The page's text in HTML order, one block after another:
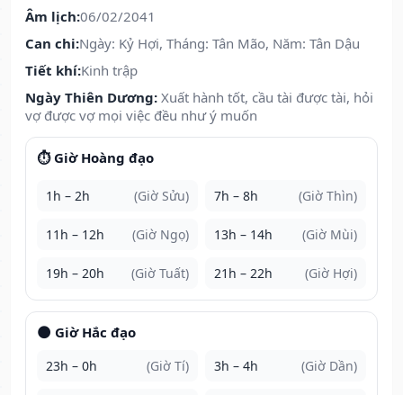
Âm lịch:06/02/2041
Can chi:Ngày: Kỷ Hợi, Tháng: Tân Mão, Năm: Tân Dậu
Tiết khí:Kinh trập
Ngày Thiên Dương: Xuất hành tốt, cầu tài được tài, hỏi
vợ được vợ mọi việc đều như ý muốn
⏱️ Giờ Hoàng đạo
1h – 2h (Giờ Sửu) 7h – 8h (Giờ Thìn)
11h – 12h (Giờ Ngọ) 13h – 14h (Giờ Mùi)
19h – 20h (Giờ Tuất) 21h – 22h (Giờ Hợi)
🌑 Giờ Hắc đạo
23h – 0h (Giờ Tí) 3h – 4h (Giờ Dần)